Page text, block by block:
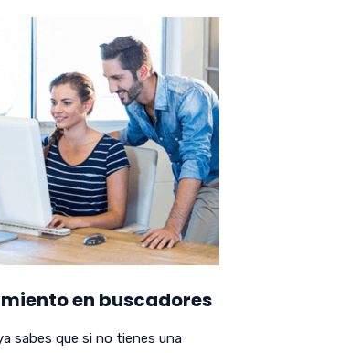
en buscadores
sabes que si no tienes una